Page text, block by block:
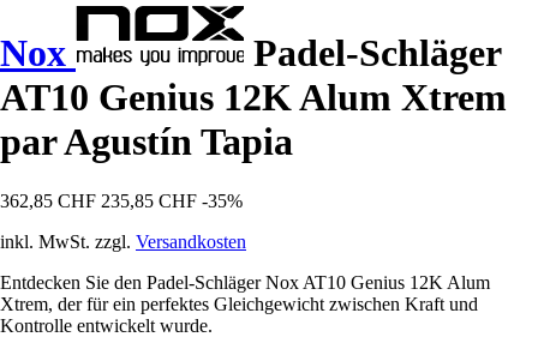
Nox
Padel-Schläger
AT10 Genius 12K Alum Xtrem
par Agustín Tapia
362,85 CHF 235,85 CHF -35%
inkl. MwSt. zzgl. Versandkosten
Entdecken Sie den Padel-Schläger Nox AT10 Genius 12K Alum
Xtrem, der für ein perfektes Gleichgewicht zwischen Kraft und
Kontrolle entwickelt wurde.